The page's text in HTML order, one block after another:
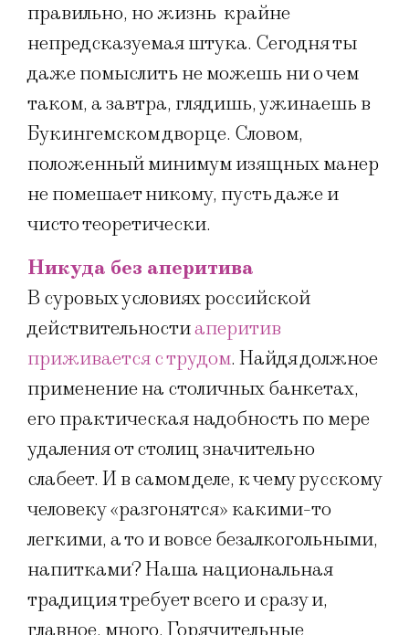
правильно, но жизнь крайне
непредсказуемая штука. Сегодня ты
даже помыслить не можешь ни о чем
таком, а завтра, глядишь, ужинаешь в
Букингемском дворце. Словом,
положенный минимум изящных манер
не помешает никому, пусть даже и
чисто теоретически.
Никуда без аперитива
В суровых условиях российской
действительностиаперитив
приживается с трудом. Найдя должное
применение на столичных банкетах,
его практическая надобность по мере
удаления от столиц значительно
слабеет. И в самом деле, к чему русскому
человеку «разгонятся» какими-то
легкими, а то и вовсе безалкогольными,
напитками? Наша национальная
традиция требует всего и сразу и,
главное, много. Горячительные